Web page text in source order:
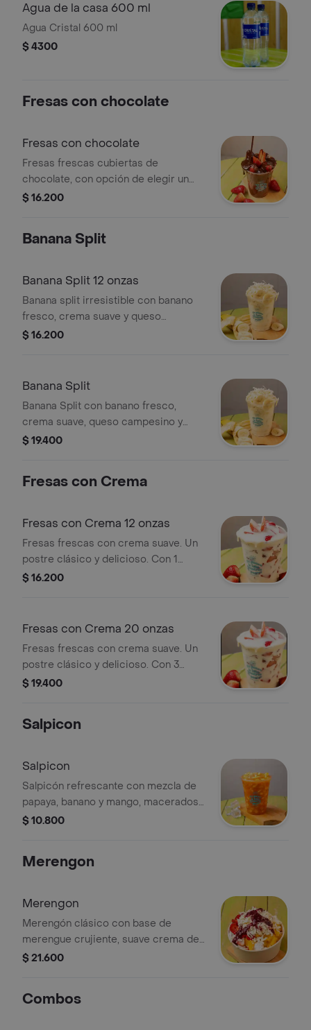
Agua de la casa 600 ml
Agua Cristal 600 ml
$ 4300
Fresas con chocolate
Fresas con chocolate
Fresas frescas cubiertas de
chocolate, con opción de elegir un
topping adicional.
$ 16.200
Banana Split
Banana Split 12 onzas
Banana split irresistible con banano
fresco, crema suave y queso
campesino, coronado con un
simplemente delicioso.
$ 16.200
Banana Split
Banana Split con banano fresco,
crema suave, queso campesino y
leche condensada.
$ 19.400
Fresas con Crema
Fresas con Crema 12 onzas
Fresas frescas con crema suave. Un
postre clásico y delicioso. Con 1
topping
$ 16.200
Fresas con Crema 20 onzas
Fresas frescas con crema suave. Un
postre clásico y delicioso. Con 3
toppings
$ 19.400
Salpicon
Salpicon
Salpicón refrescante con mezcla de
papaya, banano y mango, macerados
en jugo natural que resalta todo su
$ 10.800
Merengon
Merengon
Merengón clásico con base de
merengue crujiente, suave crema de
leche y fruta fresca. incluye tres
gusto.
$ 21.600
Combos